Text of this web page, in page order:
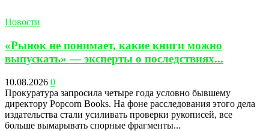
Новости
«Рынок не понимает, какие книги можно
выпускать» — эксперты о последствиях...
10.08.2026 0
Прокуратура запросила четыре года условно бывшему
директору Popcorn Books. На фоне расследования этого дела
издательства стали усиливать проверки рукописей, все
больше вымарывать спорные фрагменты...